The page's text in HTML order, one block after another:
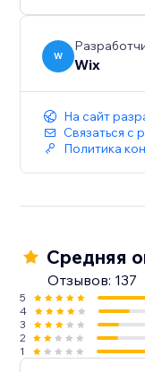
W Wix
На сайт
Связаться с
Политика
Средняя
Отзывов: 137
5
4
3
2
1